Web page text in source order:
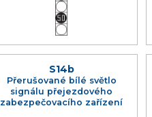
S14b
Přerušované bílé světlo
signálu přejezdového
zabezpečovacího zařízení